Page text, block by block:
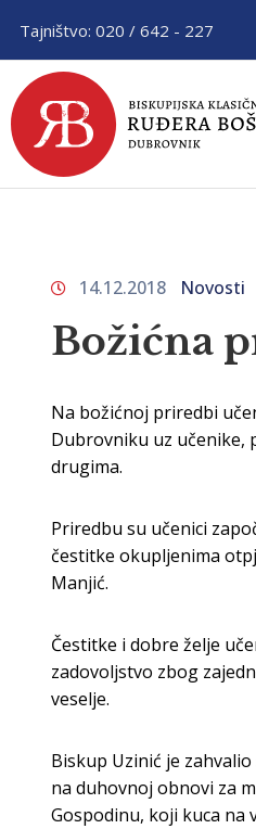
Tajništvo: 020 / 642 - 227
14.12.2018 Novosti
Božićna
Na božićnoj priredbi
Dubrovniku uz učenike,
drugima.
Priredbu su učenici
čestitke okupljenima
Manjić.
Čestitke i dobre želje
zadovoljstvo zbog
veselje.
Biskup Uzinić je
na duhovnoj obnovi za
Gospodinu, koji kuca na